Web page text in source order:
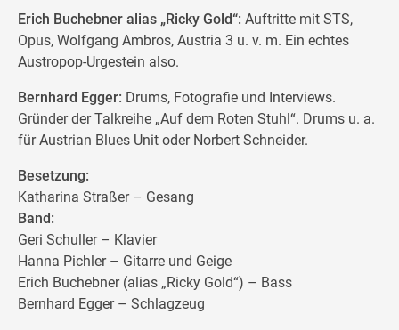
Erich Buchebner alias „Ricky Gold“: Auftritte mit STS,
Opus, Wolfgang Ambros, Austria 3 u. v. m. Ein echtes
Austropop-Urgestein also.
Bernhard Egger: Drums, Fotografie und Interviews.
Gründer der Talkreihe „Auf dem Roten Stuhl“. Drums u. a.
für Austrian Blues Unit oder Norbert Schneider.
Besetzung:
Katharina Straßer – Gesang
Band:
Geri Schuller – Klavier
Hanna Pichler – Gitarre und Geige
Erich Buchebner (alias „Ricky Gold“) – Bass
Bernhard Egger – Schlagzeug